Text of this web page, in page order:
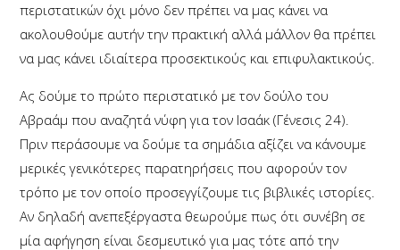
περιστατικών όχι μόνο δεν πρέπει να μας κάνει να
ακολουθούμε αυτήν την πρακτική αλλά μάλλον θα πρέπει
να μας κάνει ιδιαίτερα προσεκτικούς και επιφυλακτικούς.
Ας δούμε το πρώτο περιστατικό με τον δούλο του
Αβραάμ που αναζητά νύφη για τον Ισαάκ (Γένεσις 24).
Πριν περάσουμε να δούμε τα σημάδια αξίζει να κάνουμε
μερικές γενικότερες παρατηρήσεις που αφορούν τον
τρόπο με τον οποίο προσεγγίζουμε τις βιβλικές ιστορίες.
Αν δηλαδή ανεπεξέργαστα θεωρούμε πως ότι συνέβη σε
μία αφήγηση είναι δεσμευτικό για μας τότε από την